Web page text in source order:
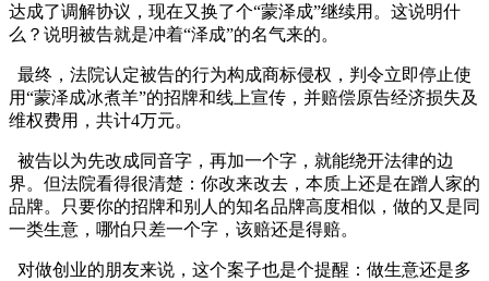
达成了调解协议，现在又换了个“蒙泽成”继续用。这说明什
么？说明被告就是冲着“泽成”的名气来的。
最终，法院认定被告的行为构成商标侵权，判令立即停止使
用“蒙泽成冰煮羊”的招牌和线上宣传，并赔偿原告经济损失及
维权费用，共计4万元。
被告以为先改成同音字，再加一个字，就能绕开法律的边
界。但法院看得很清楚：你改来改去，本质上还是在蹭人家的
品牌。只要你的招牌和别人的知名品牌高度相似，做的又是同
一类生意，哪怕只差一个字，该赔还是得赔。
对做创业的朋友来说，这个案子也是个提醒：做生意还是多